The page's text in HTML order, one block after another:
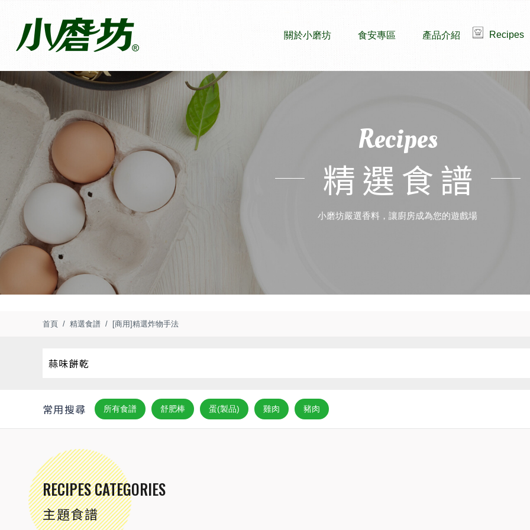
關於小磨坊 食安專區 產品介紹 Recipes
Recipes
精選食譜
小磨坊嚴選香料，讓廚房成為您的遊戲場
首頁 精選食譜 [商用]精選炸物手法
常用搜尋 所有食譜 舒肥棒 蛋(製品) 雞肉 豬肉
RECIPES CATEGORIES
主題食譜